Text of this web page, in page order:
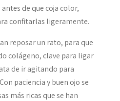
de que coja color,
confitarlas ligeramente.
reposar un rato, para que
colágeno, clave para ligar
de ir agitando para
paciencia y buen ojo se
más ricas que se han